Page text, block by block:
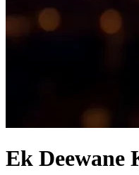
Ek Deewane